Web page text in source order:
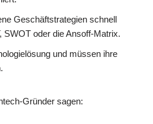
Geschäftstrategien schnell
SWOT oder die Ansoff-Matrix.
und müssen ihre
Gründer sagen: